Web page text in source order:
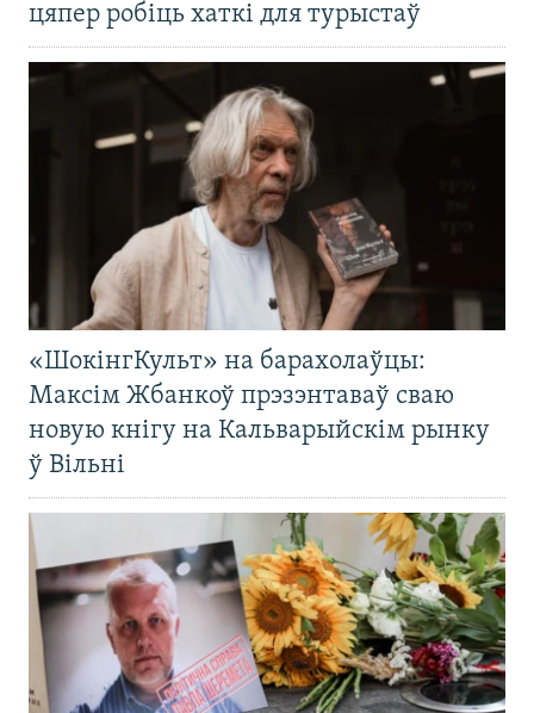
цяпер робіць хаткі для турыстаў
«ШокінгКульт» на барахолаўцы:
Максім Жбанкоў прэзэнтаваў сваю
новую кнігу на Кальварыйскім рынку
ў Вільні